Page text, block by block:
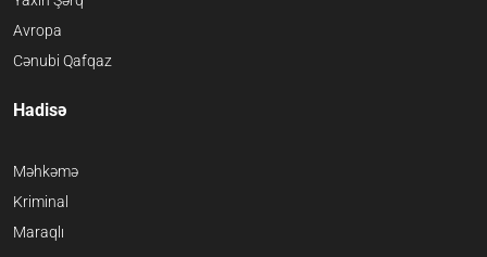
Avropa
Cənubi Qafqaz
Hadisə
Məhkəmə
Kriminal
Maraqlı